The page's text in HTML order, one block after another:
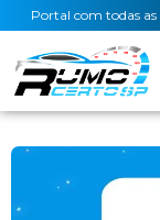
Portal com todas as